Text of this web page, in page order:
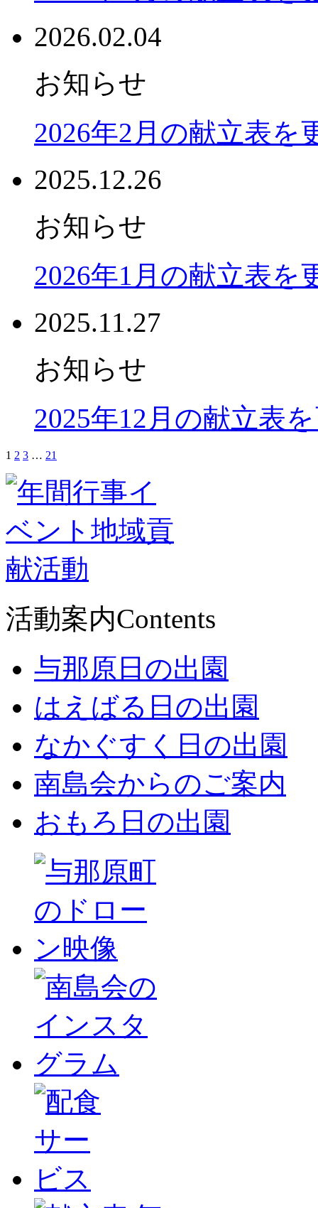
2026.02.04
お知らせ
2026年2月の献立表を
2025.12.26
お知らせ
2026年1月の献立表を
2025.11.27
お知らせ
2025年12月の献立表
1 2 3 … 21
活動案内Contents
与那原日の出園
はえばる日の出園
なかぐすく日の出園
南島会からのご案内
おもろ日の出園